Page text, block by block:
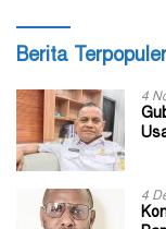
Berita Terpopuler
4
4